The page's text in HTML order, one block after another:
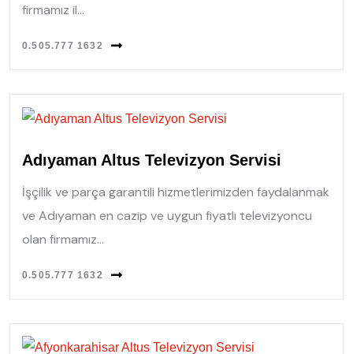
firmamız il...
0.505.777 1632
Adıyaman Altus Televizyon Servisi
İşçilik ve parça garantili hizmetlerimizden faydalanmak
ve Adıyaman en cazip ve uygun fiyatlı televizyoncu
olan firmamız...
0.505.777 1632